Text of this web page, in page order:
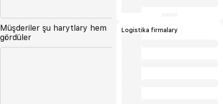
Müşderiler şu harytlary hem
gördüler
Logistika firmalary